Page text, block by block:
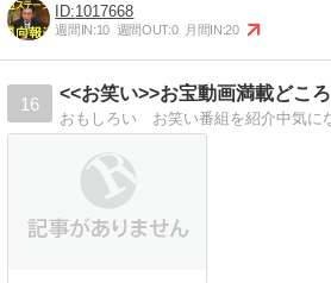
1017668
週間IN:10 週間OUT:0 月間IN:20
16
<<お笑い>>お宝動画満載どころ